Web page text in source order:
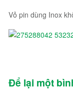
Vỏ pin dùng Inox
Để lại một